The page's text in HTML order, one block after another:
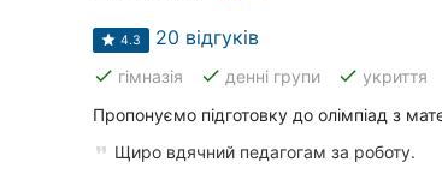
Харків
Запоріжжя
4.3 20 відгуків
done гімназія done денні групи done укриття
Пропонуємо підготовку до олімпіад з
Щиро вдячний педагогам за роботу.